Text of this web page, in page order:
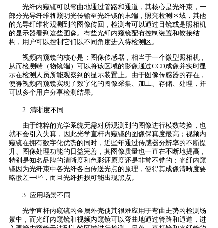
光纤内窥镜可以弯曲地通过管路和通道，其核心是光纤束，一
部分光导纤维将照明光传输至光纤镜的末端，照亮检测区域，其他
的光导纤维将观测到的图像传回，检测者可以通过目镜或是照相机
的显示器看到这些图像。有些光纤内窥镜配有控制装置和铰接结
构，用户可以控制它们以不同角度进入待检测区。
视频内窥镜的核心是：图像传感器，相当于一个微型照相机，
从而检测端（物镜端）可以将该区域的影像通过CCD成像并实时显
示在检测人员所能观察到的显示装置上。由于图像传感器的存在，
使得视频内窥镜实现了数字化的图像采集、加工、存储、处理，并
可以多个用户分享检测结果。
2. 清晰度不同
由于纯粹的光学系统无需对所观测到的图像进行模数转换，也
就不会引入失真，因此光学直杆内窥镜的图像保真度最高；视频内
窥镜在拥有数字化优势的同时，近些年通过传感器分辨率的不断提
升、图像处理功能的日益完善，其图像质量也一直在不断地提高，
特别是知名品牌的清晰度和色彩还原度还是非常不错的；光纤内窥
镜因为光纤束中各光纤各自传送光点的原理，使得其成像清晰度要
略微差一些，而且光纤折损可能出现黑点。
3. 应用场景不同
光学直杆内窥镜的金属外壳使其很难应用于弯曲走势的检测场
景中，而光纤内窥镜和视频内窥镜可以弯曲地通过管路和通道，进